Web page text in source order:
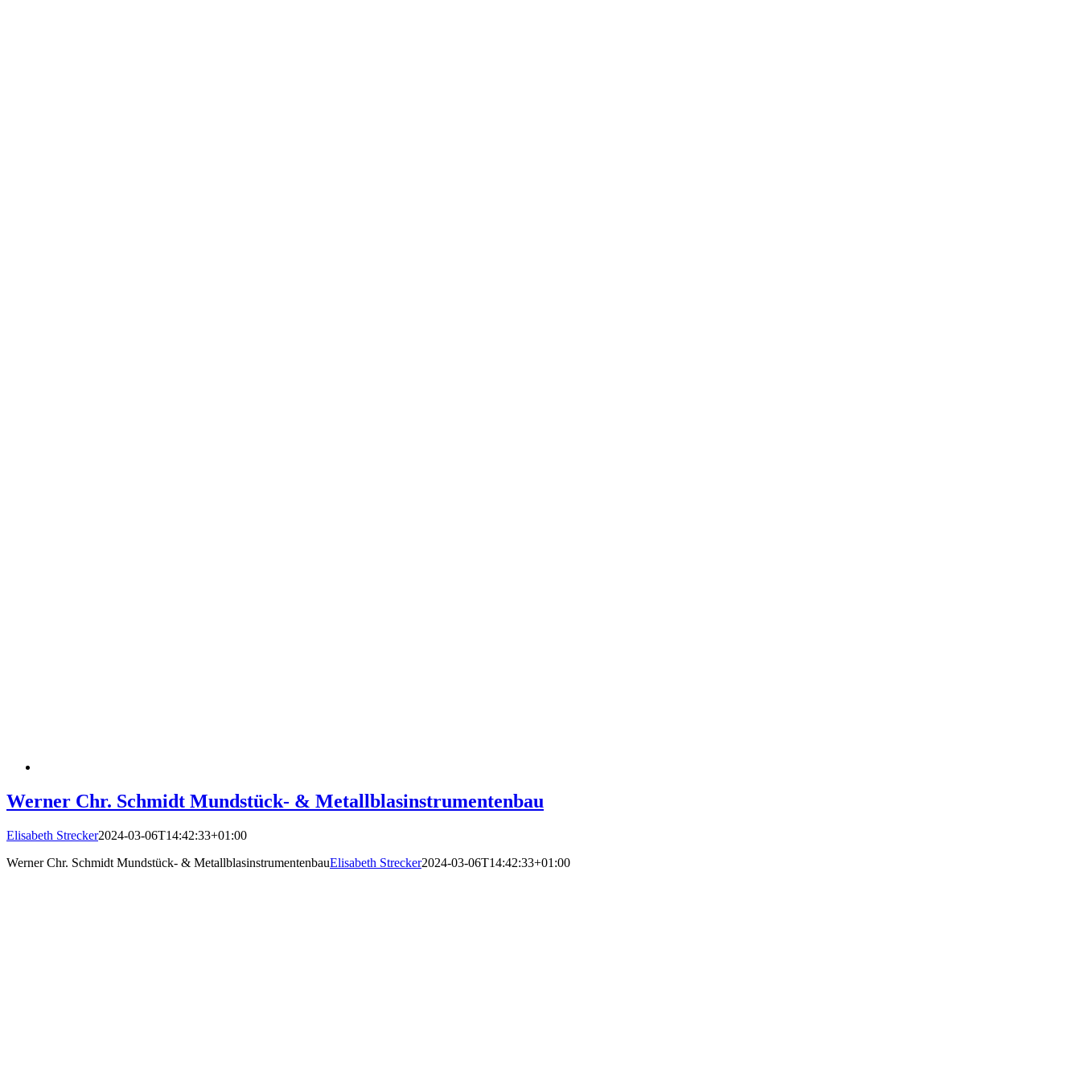
Werner Chr. Schmidt Mundstück- & Metallblasinstrumentenbau
Elisabeth Strecker2024-03-06T14:42:33+01:00
Werner Chr. Schmidt Mundstück- & MetallblasinstrumentenbauElisabeth Strecker2024-03-06T14:42:33+01:00